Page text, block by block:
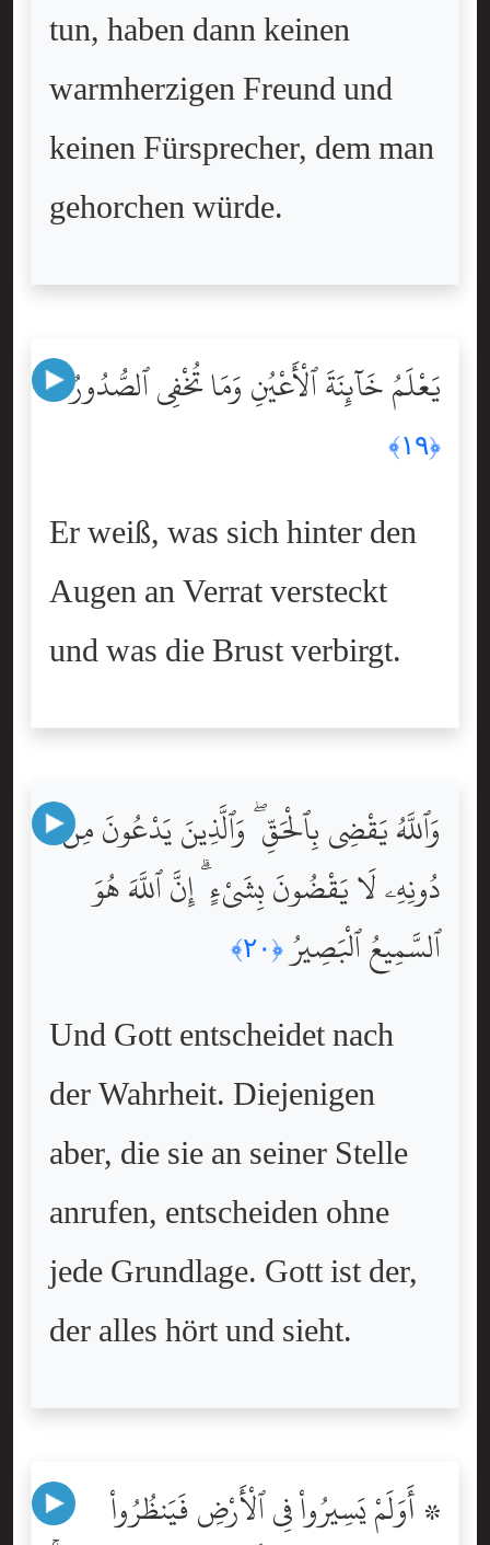
tun, haben dann keinen
warmherzigen Freund und
keinen Fürsprecher, dem man
gehorchen würde.
يَعْلَمُ خَآئِنَةَ ٱلْأَعْيُنِ وَمَا تُخْفِى ٱلصُّدُورُ
﴿١٩﴾
Er weiß, was sich hinter den
Augen an Verrat versteckt
und was die Brust verbirgt.
وَٱللَّهُ يَقْضِى بِٱلْحَقِّ ۖ وَٱلَّذِينَ يَدْعُونَ مِن
دُونِهِۦ لَا يَقْضُونَ بِشَىْءٍ ۗ إِنَّ ٱللَّهَ هُوَ
ٱلسَّمِيعُ ٱلْبَصِيرُ﴿٢٠﴾
Und Gott entscheidet nach
der Wahrheit. Diejenigen
aber, die sie an seiner Stelle
anrufen, entscheiden ohne
jede Grundlage. Gott ist der,
der alles hört und sieht.
۞ أَوَلَمْ يَسِيرُواْ فِى ٱلْأَرْضِ فَيَنظُرُواْ